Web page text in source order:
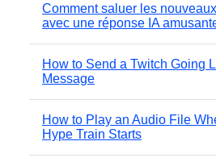
Comment saluer les
avec une réponse IA
How to Send a Twitch Going
Message
How to Play an Audio File
Hype Train Starts